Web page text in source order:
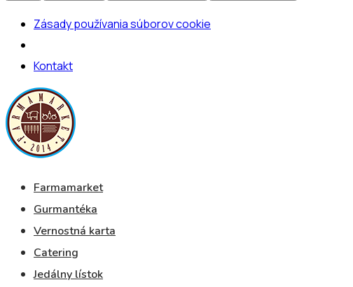
Zásady používania súborov cookie
Kontakt
Farmamarket
Gurmantéka
Vernostná karta
Catering
Jedálny lístok